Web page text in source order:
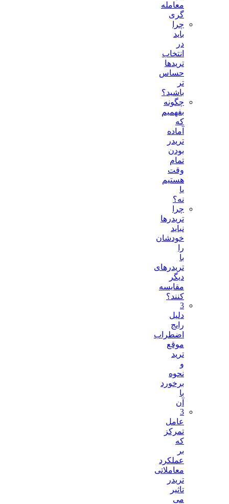
معامله
گری
چرا
باید
در
انتخاب
تریدها
حساس
تر
باشید؟
چگونه
بفهمیم
که
آماده
تریدر
بودن
تمام
وقت
هستیم
یا
نه؟
چرا
تریدرها
نباید
خودشان
را
با
تریدرهای
دیگر
مقایسه
کنند؟
3
دلیل
رایج
اضطراب
موقع
ترید
و
نحوه
برخورد
با
آن
3
عامل
تمرکز
که
بر
عملکرد
معاملاتی
تریدر
تاثیر
می